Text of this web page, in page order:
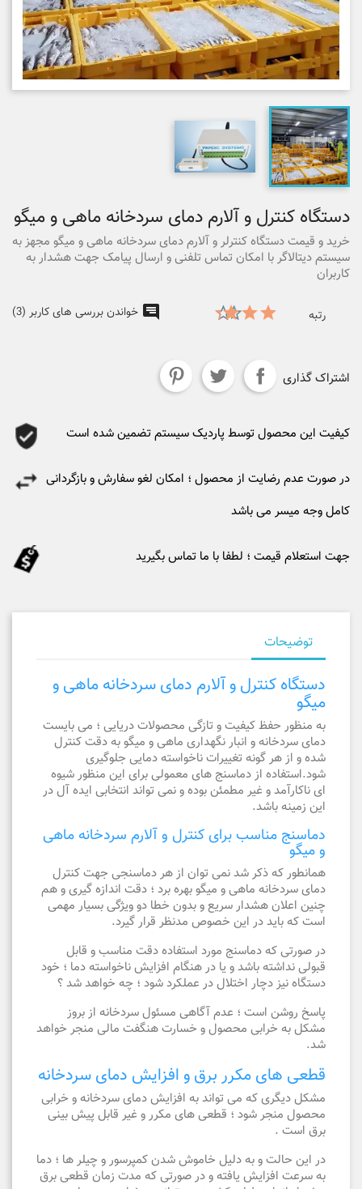
دستگاه کنترل و آلارم دمای سردخانه ماهی و میگو
خرید و قیمت دستگاه کنترلر و آلارم دمای سردخانه ماهی و میگو مجهز به
سیستم دیتالاگر با امکان تماس تلفنی و ارسال پیامک جهت هشدار به
کاربران
رتبه خواندن بررسی های کاربر (3)
اشتراک گذاری
کیفیت این محصول توسط پاردیک سیستم تضمین شده است
در صورت عدم رضایت از محصول ؛ امکان لغو سفارش و بازگردانی
کامل وجه میسر می باشد
جهت استعلام قیمت ؛ لطفا با ما تماس بگیرید
توضیحات
دستگاه کنترل و آلارم دمای سردخانه ماهی و
میگو
به منظور حفظ کیفیت و تازگی محصولات دریایی ؛ می بایست
دمای سردخانه و انبار نگهداری ماهی و میگو به دقت کنترل
شده و از هر گونه تغییرات ناخواسته دمایی جلوگیری
شود.استفاده از دماسنج های معمولی برای این منظور شیوه
ای ناکارآمد و غیر مطمئن بوده و نمی تواند انتخابی ایده آل در
این زمینه باشد.
دماسنج مناسب برای کنترل و آلارم سردخانه ماهی
و میگو
همانطور که ذکر شد نمی توان از هر دماسنجی جهت کنترل
دمای سردخانه ماهی و میگو بهره برد ؛ دقت اندازه گیری و هم
چنین اعلان هشدار سریع و بدون خطا دو ویژگی بسیار مهمی
است که باید در این خصوص مدنظر قرار گیرد.
در صورتی که دماسنج مورد استفاده دقت مناسب و قابل
قبولی نداشته باشد و یا در هنگام افزایش ناخواسته دما ؛ خود
دستگاه نیز دچار اختلال در عملکرد شود ؛ چه خواهد شد ؟
پاسخ روشن است ؛ عدم آگاهی مسئول سردخانه از بروز
مشکل به خرابی محصول و خسارت هنگفت مالی منجر خواهد
شد.
قطعی های مکرر برق و افزایش دمای سردخانه
مشکل دیگری که می تواند به افزایش دمای سردخانه و خرابی
محصول منجر شود ؛ قطعی های مکرر و غیر قابل پیش بینی
برق است .
در این حالت و به دلیل خاموش شدن کمپرسور و چیلر ها ؛ دما
به سرعت افزایش یافته و در صورتی که مدت زمان قطعی برق